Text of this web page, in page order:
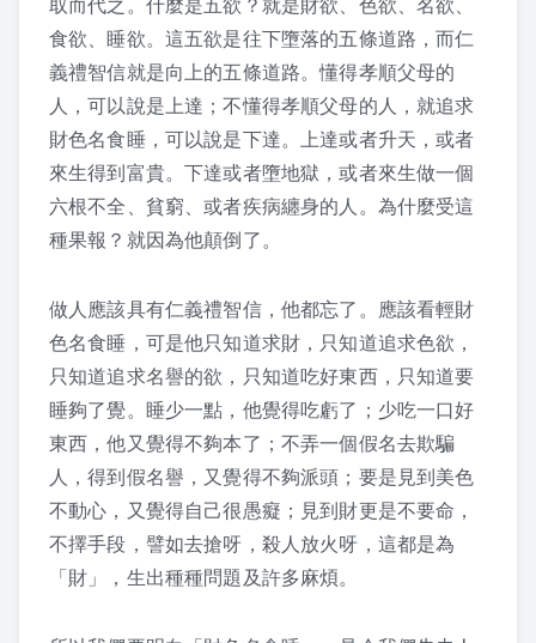
2021 上課照片
2020上課照片
2019 上課照片
2018 上課照片
2017 上課照片
2016 上課照片
2016 暑期班
2015 上課照片
懷少節
2019 懷少節
取而代之。什麼是五欲？就是財欲、色欲、名欲、
食欲、睡欲。這五欲是往下墮落的五條道路，而仁
義禮智信就是向上的五條道路。懂得孝順父母的
人，可以說是上達；不懂得孝順父母的人，就追求
財色名食睡，可以說是下達。上達或者升天，或者
來生得到富貴。下達或者墮地獄，或者來生做一個
六根不全、貧窮、或者疾病纏身的人。為什麼受這
種果報？就因為他顛倒了。
做人應該具有仁義禮智信，他都忘了。應該看輕財
色名食睡，可是他只知道求財，只知道追求色欲，
只知道追求名譽的欲，只知道吃好東西，只知道要
睡夠了覺。睡少一點，他覺得吃虧了；少吃一口好
東西，他又覺得不夠本了；不弄一個假名去欺騙
人，得到假名譽，又覺得不夠派頭；要是見到美色
不動心，又覺得自己很愚癡；見到財更是不要命，
不擇手段，譬如去搶呀，殺人放火呀，這都是為
「財」，生出種種問題及許多麻煩。